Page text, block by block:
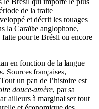
le Brésil qui importe le plus
de la traite
et décrit les rouages
la Caraïbe anglophone,
faite pour le Brésil ou encore
en fonction de la langue
Sources françaises,
un pan de l’histoire est
douce-amère, par sa
ailleurs à marginaliser tout